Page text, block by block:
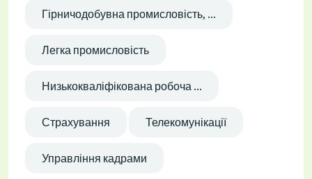
Гірничодобувна промисловість, ...
Легка промисловість
Низькокваліфікована робоча ...
Страхування Телекомунікації
Управління кадрами